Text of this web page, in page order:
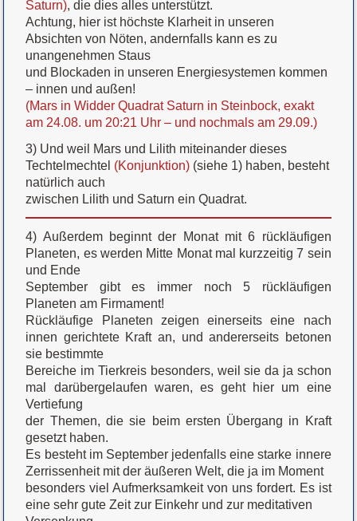
Saturn), die dies alles unterstützt.
Achtung, hier ist höchste Klarheit in unseren
Absichten von Nöten, andernfalls kann es zu
unangenehmen Staus
und Blockaden in unseren Energiesystemen kommen
– innen und außen!
(Mars in Widder Quadrat Saturn in Steinbock, exakt
am 24.08. um 20:21 Uhr – und nochmals am 29.09.)
3) Und weil Mars und Lilith miteinander dieses
Techtelmechtel (Konjunktion) (siehe 1) haben, besteht
natürlich auch
zwischen Lilith und Saturn ein Quadrat.
4) Außerdem beginnt der Monat mit 6 rückläufigen
Planeten, es werden Mitte Monat mal kurzzeitig 7 sein
und Ende
September gibt es immer noch 5 rückläufigen
Planeten am Firmament!
Rückläufige Planeten zeigen einerseits eine nach
innen gerichtete Kraft an, und andererseits betonen
sie bestimmte
Bereiche im Tierkreis besonders, weil sie da ja schon
mal darübergelaufen waren, es geht hier um eine
Vertiefung
der Themen, die sie beim ersten Übergang in Kraft
gesetzt haben.
Es besteht im September jedenfalls eine starke innere
Zerrissenheit mit der äußeren Welt, die ja im Moment
besonders viel Aufmerksamkeit von uns fordert. Es ist
eine sehr gute Zeit zur Einkehr und zur meditativen